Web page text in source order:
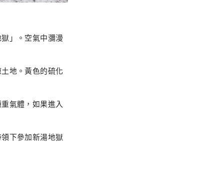
」。空氣中瀰漫
地。黃色的硫化
氣體，如果進入
下參加新湯地獄